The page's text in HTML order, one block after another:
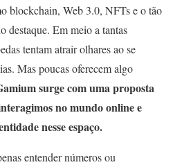
blockchain, Web 3.0, NFTs e o tão
destaque. Em meio a tantas
tentam atrair olhares ao se
Mas poucas oferecem algo
surge com uma proposta
no mundo online e
nesse espaço.
entender números ou